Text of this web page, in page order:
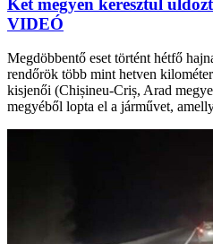
VIDEÓ
Megdöbbentő eset történt hétfő
rendőrök több mint hetven
kisjenői (Chișineu-Criș, Arad
megyéből lopta el a járművet,